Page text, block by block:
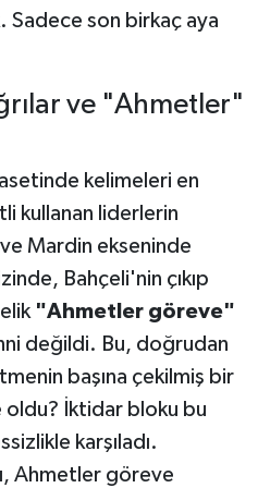
Sadece son birkaç aya
ve "Ahmetler"
kelimeleri en
kullanan liderlerin
Mardin ekseninde
Bahçeli'nin çıkıp
"Ahmetler göreve"
değildi. Bu, doğrudan
başına çekilmiş bir
oldu? İktidar bloku bu
karşıladı.
Ahmetler göreve